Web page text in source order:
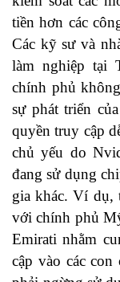
tiền hơn các
Các kỹ sư và
làm nghiệp tại
chính phủ
sự phát triển
quyền truy cập
chủ yếu do
đang sử dụng
gia khác. Ví dụ,
với chính phủ
Emirati nhằm
cập vào các